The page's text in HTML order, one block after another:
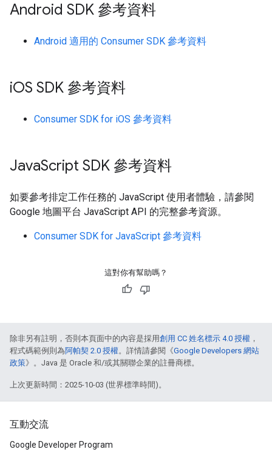
Android SDK 參考資料
Android 適用的 Consumer SDK 參考資料
iOS SDK 參考資料
Consumer SDK for iOS 參考資料
JavaScript SDK 參考資料
如要參考排定工作任務的 JavaScript 使用者體驗，請參閱
Google 地圖平台 JavaScript API 的完整參考資源。
Consumer SDK for JavaScript 參考資料
這對你有幫助嗎？
除非另有註明，否則本頁面中的內容是採用創用 CC 姓名標示 4.0 授權 ，
程式碼範例則為阿帕契 2.0 授權。詳情請參閱《Google Developers 網站
政策》。Java 是 Oracle 和/或其關聯企業的註冊商標。
上次更新時間：2025-10-03 (世界標準時間)。
互動交流
Google Developer Program